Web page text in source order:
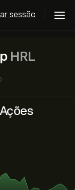
sessão
HRL